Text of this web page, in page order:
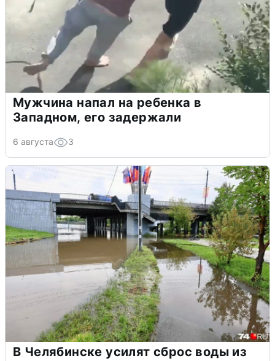
Мужчина напал на ребенка в
Западном, его задержали
6 августа 3
В Челябинске усилят сброс воды из